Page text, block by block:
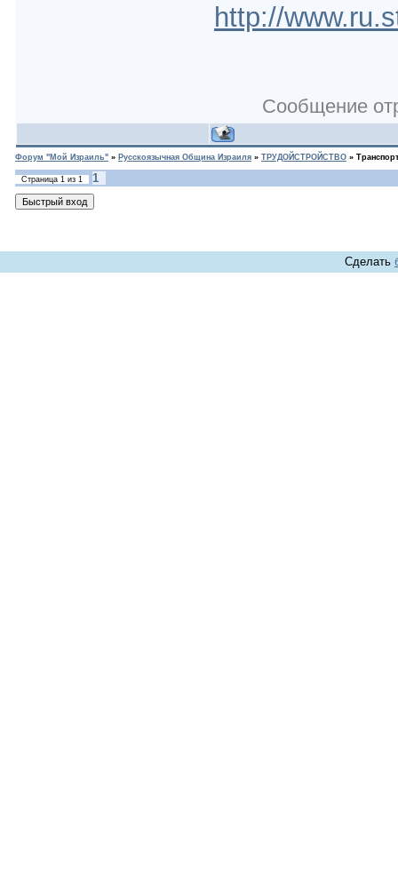
http://
Сообщение
Форум "Мой Израиль" » Русскоязычная Община Израиля » ТРУДОЙСТРОЙСТВО »
Страница 1 из 1 1
Сделать